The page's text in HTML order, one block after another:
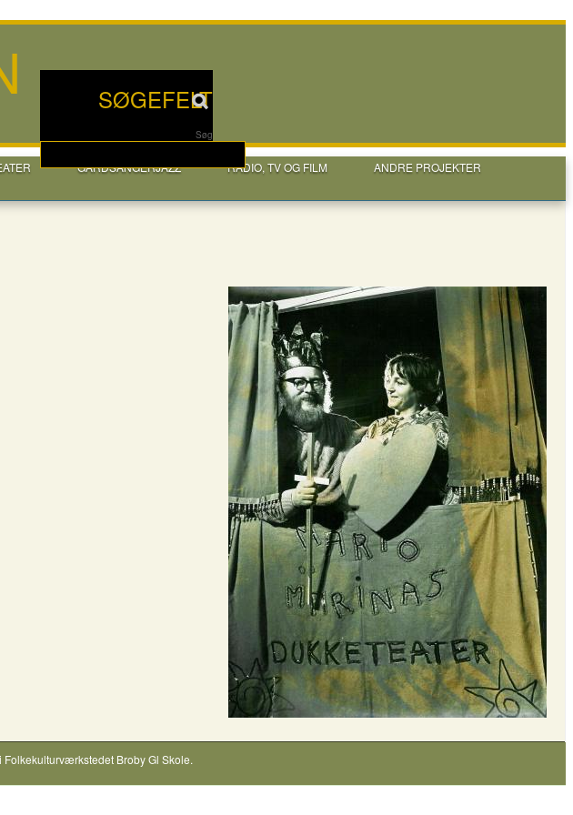
SØGEFELT
Søg
GÅRDSANGERJAZZ RADIO, TV OG FILM
ANDRE PROJEKTER
Folkekulturværkstedet Broby Gl Skole.